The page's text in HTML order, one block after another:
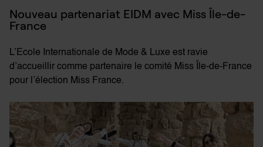
Nouveau partenariat EIDM avec Miss Île-de-
France
L’Ecole Internationale de Mode & Luxe est ravie
d’accueillir comme partenaire le comité Miss Île-de-France
pour l’élection Miss France.